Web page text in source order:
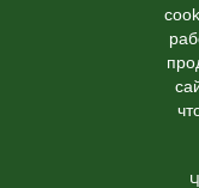
© info-
reCAPTCHA and the